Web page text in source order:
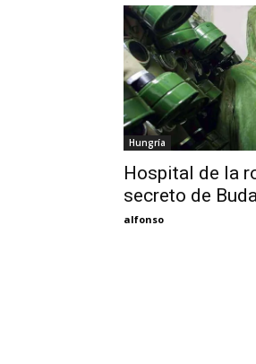
Hungría
Hospital de la
secreto de
alfonso